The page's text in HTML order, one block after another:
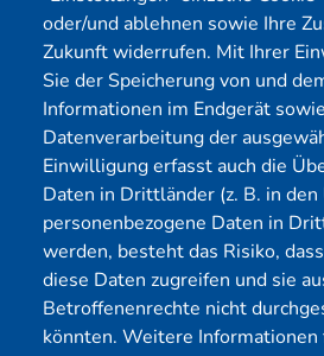
oder/und ablehnen sowie Ihre
Zukunft widerrufen. Mit Ihrer
Sie der Speicherung von und
Informationen im Endgerät
Datenverarbeitung der
Einwilligung erfasst auch die
Daten in Drittländer (z. B. in den
personenbezogene Daten in
werden, besteht das Risiko,
diese Daten zugreifen und sie
Betroffenenrechte nicht
könnten. Weitere Informationen
Physical Pentest
Über uns
Mitglied